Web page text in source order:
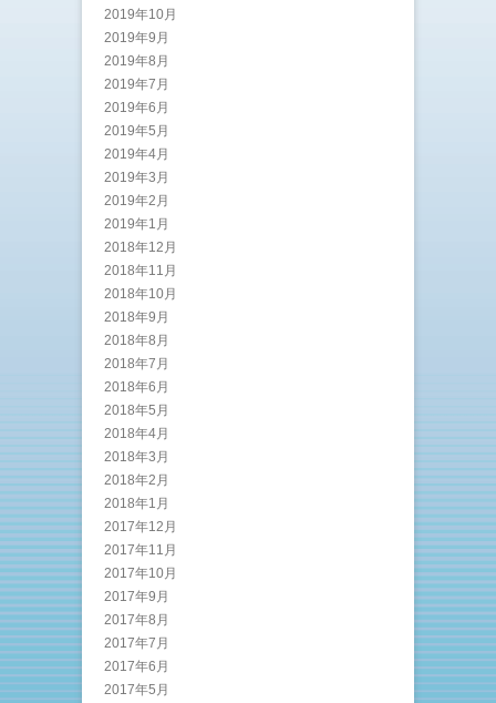
2019年10月
2019年9月
2019年8月
2019年7月
2019年6月
2019年5月
2019年4月
2019年3月
2019年2月
2019年1月
2018年12月
2018年11月
2018年10月
2018年9月
2018年8月
2018年7月
2018年6月
2018年5月
2018年4月
2018年3月
2018年2月
2018年1月
2017年12月
2017年11月
2017年10月
2017年9月
2017年8月
2017年7月
2017年6月
2017年5月